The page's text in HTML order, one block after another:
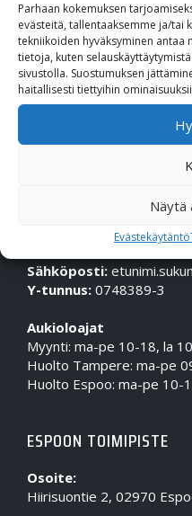
Parhaan kokemuksen
evästeitä, tallentaaksemme ja/tai
tekniikoiden hyväksyminen antaa
tietoja, kuten
sivustolla. Suostumuksen
haitallisesti tiettyihin
Näytä
Evästekäytäntö
Varaosat/Sekalaiset
OTA MEIHIN YHTEYTTÄ!
Sähköposti:
Y-tunnus: 0748389-3
Aukioloajat
Myynti: ma-pe 10-18, la
Huolto Tampere: ma-pe
Huolto Espoo: ma-pe 10-
ESPOON TOIMIPISTE
Osoite:
Hiirisuontie 2, 02970